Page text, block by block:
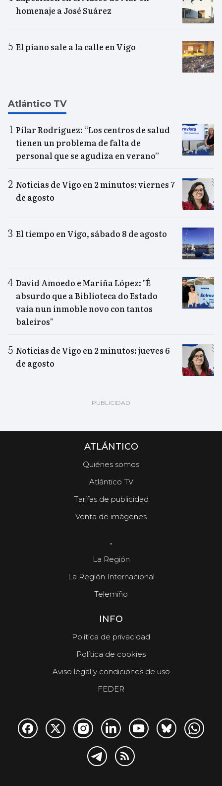
homenaje a José Suárez
El piano sale a la calle en Vigo
Atlántico TV
Pilar Rodríguez: “Los centros de salud
tienen un problema de falta de
personal que se agudiza en verano”
Noticias de Vigo en 2 minutos: viernes 7
de agosto
El tiempo en Vigo, sábado 8 de agosto
David Amoedo e Mariña López: "É
absurdo que a Biblioteca do Estado
vaia nun inmoble novo con tantos
baleiros"
Noticias de Vigo en 2 minutos: jueves 6
de agosto
ATLÁNTICO
Quiénes somos
Atlántico TV
Tarifas de publicidad
Venta de imágenes
.
La Región
La Región Internacional
Telemiño
INFO
Política de privacidad
Política de cookies
Aviso legal y condiciones de uso
FEDER